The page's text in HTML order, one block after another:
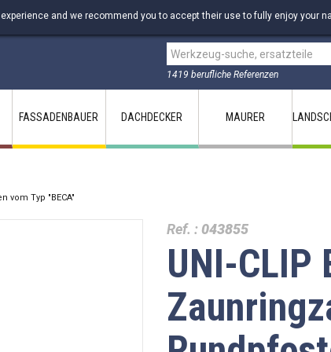
1419 berufliche Referenzen
and we recommend you to accept their use to fully enjoy your
FASSADENBAUER DACHDECKER MAURER
vom Typ "BECA"
Ref. : 043855
UNI-CLIP